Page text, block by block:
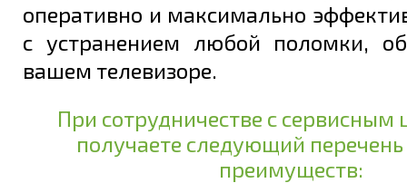
оперативно и максимально
с устранением любой поломки,
вашем телевизоре.
При сотрудничестве с сервисным
получаете следующий
преимуществ: